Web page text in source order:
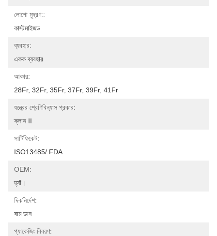
লোগো মুদ্রণ::
কাস্টমাইজড
ব্যবহার:
একক ব্যবহার
আকার:
28Fr, 32Fr, 35Fr, 37Fr, 39Fr, 41Fr
যন্ত্রের শ্রেণিবিন্যাস প্রকার:
ক্লাস II
সার্টিফিকেট:
ISO13485/ FDA
OEM:
হ্যাঁ।
দিকনির্দেশ:
বাম ডান
প্যাকেজিং বিবরণ: